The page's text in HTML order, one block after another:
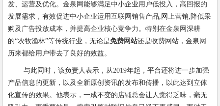
发、运营及优化。金泉网能够满足中小企业用户低投入，高回报的
发展需求，有效促进中小企业运用互联网销售产品, 网上营销, 降低采
购及广告投放成本，并提高企业核心竞争力。特别在金泉网深耕
的“农牧渔林”等传统行业，无论是免费网站还是收费网站，金泉网
历来都给用户带去了良好的效益。
与此同时，该负责人表示，从2019年起，平台还将进一步加强
产品信息的更新，以及全新原创资讯的发布和传播，以此达到立体
化宣传的效果。他表示，一成不变的店铺总会让人觉得乏味，毫无